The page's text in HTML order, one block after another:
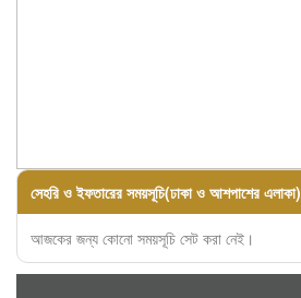
সেহরি ও ইফতারের সময়সূচি(ঢাকা ও আশপাশের এলাকা)
আজকের জন্য কোনো সময়সূচি সেট করা নেই।